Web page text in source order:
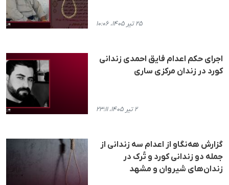
۲۵ تیر ۱۴۰۵، ۱۰:۰۶
اجرای حکم اعدام فایق احمدی زندانی
کورد در زندان مرکزی ساری
۲ تیر ۱۴۰۵، ۲۳:۱۱
گزارش هه‌نگاو از اعدام سه زندانی از
جمله دو زندانی کورد و تُرک در
زندان‌های شیروان و مشهد